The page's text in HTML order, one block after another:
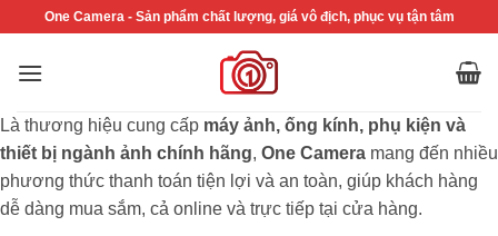
nội
One Camera - Sản phẩm chất lượng, giá vô địch, phục vụ tận tâm
Là thương hiệu cung cấp máy ảnh, ống kính, phụ kiện và
thiết bị ngành ảnh chính hãng, One Camera mang đến nhiều
phương thức thanh toán tiện lợi và an toàn, giúp khách hàng
dễ dàng mua sắm, cả online và trực tiếp tại cửa hàng.